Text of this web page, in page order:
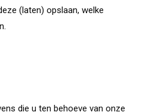
(laten) opslaan, welke
die u ten behoeve van onze